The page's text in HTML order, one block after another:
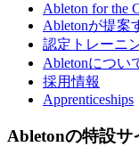
Ableton for the
Abletonが提案
認定トレーニ
Abletonについ
採用情報
Apprenticeships
Abletonの特設サ